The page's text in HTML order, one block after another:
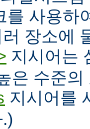
를 사용하
장소에
지시어는
은 수준
지시어를